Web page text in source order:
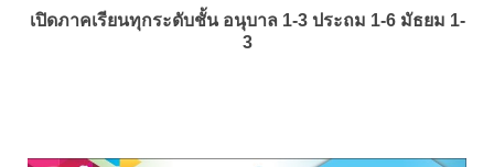
เปิดภาคเรียนทุกระดับชั้น อนุบาล 1-3 ประถม 1-6 มัธยม 1-
3